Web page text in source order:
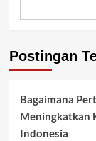
Postingan
Bagaimana
Meningkatkan
Indonesia